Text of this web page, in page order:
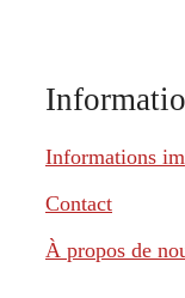
Informations
Contact
À propos de